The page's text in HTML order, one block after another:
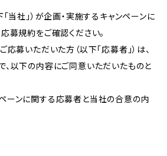
社｣）が企画・実施するキャンペーンに
募規約をご確認ください。
応募いただいた方（以下「応募者」）は、
、以下の内容にご同意いただいたものと
ーンに関する応募者と当社の合意の内